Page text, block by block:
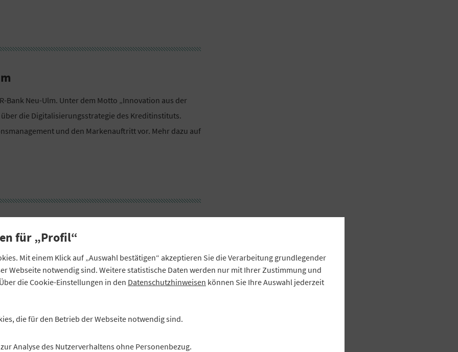
Bank Neu-Ulm. Unter dem Motto „Innovation aus der
die Digitalisierungsstrategie des Kreditinstituts.
und den Markenauftritt vor. Mehr dazu auf
Lösungen bieten sich für Volksbanken und
in die Vertriebsstrategie integriert werden? Diese und
Zahlungsverkehr in Beilngries. Das Programm
für „Profil“
Mit einem Klick auf „Auswahl bestätigen“ akzeptieren Sie die Verarbeitung grundlegender
Webseite notwendig sind. Weitere statistische Daten werden nur mit Ihrer Zustimmung und
die Cookie-Einstellungen in den Datenschutzhinweisen können Sie Ihre Auswahl jederzeit
die für den Betrieb der Webseite notwendig sind.
Analyse des Nutzerverhaltens ohne Personenbezug.